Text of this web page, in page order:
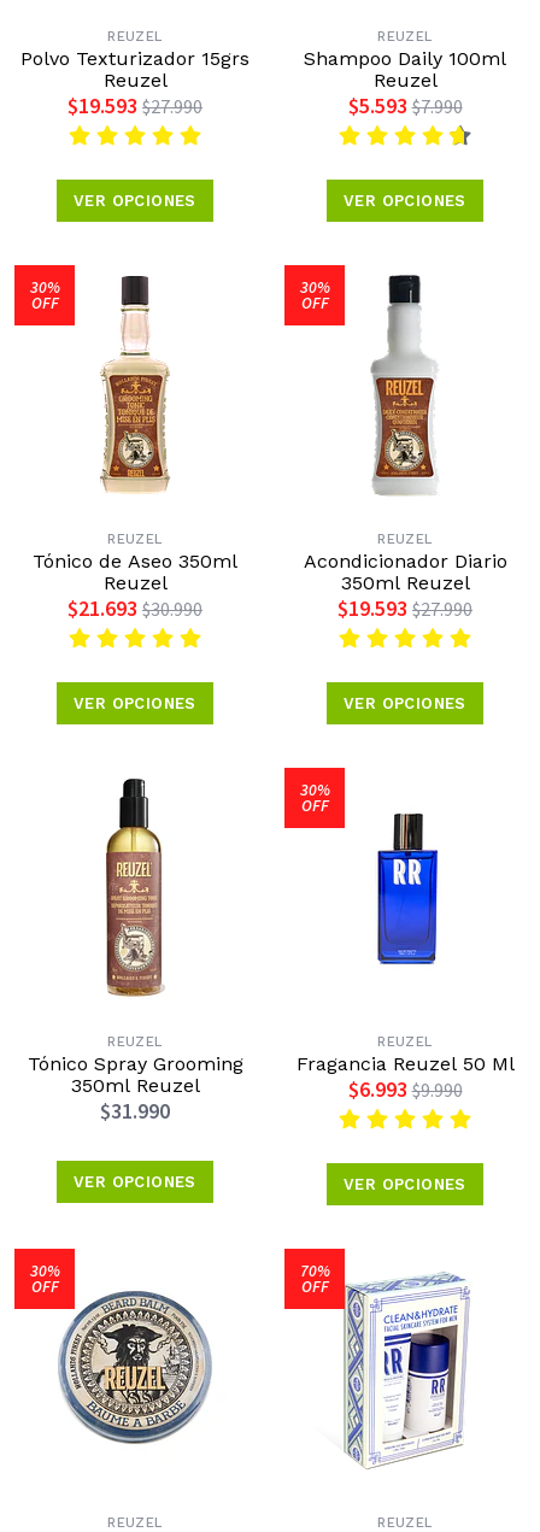
REUZEL
Polvo Texturizador 15grs
Reuzel
$19.593 $27.990
VER OPCIONES
REUZEL
Shampoo Daily 100ml
Reuzel
$5.593 $7.990
VER OPCIONES
30%
OFF
REUZEL
Tónico de Aseo 350ml
Reuzel
$21.693 $30.990
VER OPCIONES
30%
OFF
REUZEL
Acondicionador Diario
350ml Reuzel
$19.593 $27.990
VER OPCIONES
REUZEL
Tónico Spray Grooming
350ml Reuzel
$31.990
VER OPCIONES
30%
OFF
REUZEL
Fragancia Reuzel 50 Ml
$6.993 $9.990
VER OPCIONES
30%
OFF
REUZEL
70%
OFF
REUZEL